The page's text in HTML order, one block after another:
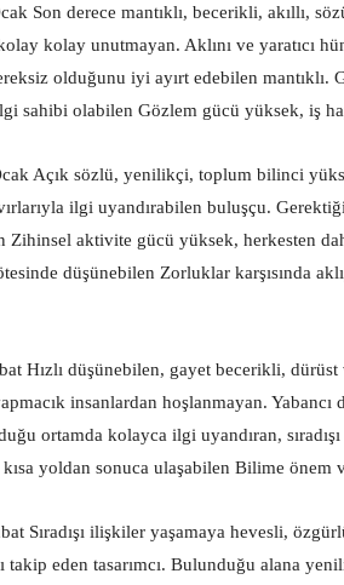
Son derece mantıklı, becerikli, akıllı,
kolay unutmayan. Aklını ve yaratıcı
olduğunu iyi ayırt edebilen mantıklı.
sahibi olabilen Gözlem gücü yüksek, iş
Açık sözlü, yenilikçi, toplum bilinci
ilgi uyandırabilen buluşçu.
Zihinsel aktivite gücü yüksek, herkesten
düşünebilen Zorluklar karşısında
Hızlı düşünebilen, gayet becerikli,
insanlardan hoşlanmayan. Yabancı
ortamda kolayca ilgi uyandıran,
yoldan sonuca ulaşabilen Bilime önem
Sıradışı ilişkiler yaşamaya hevesli,
takip eden tasarımcı. Bulunduğu alana